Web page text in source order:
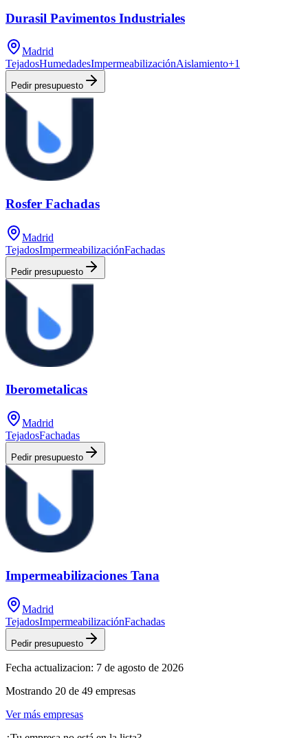
Durasil Pavimentos Industriales
Madrid
TejadosHumedadesImpermeabilizaciónAislamiento+1
Pedir presupuesto
Rosfer Fachadas
Madrid
TejadosImpermeabilizaciónFachadas
Pedir presupuesto
Iberometalicas
Madrid
TejadosFachadas
Pedir presupuesto
Impermeabilizaciones Tana
Madrid
TejadosImpermeabilizaciónFachadas
Pedir presupuesto
Fecha actualizacion: 7 de agosto de 2026
Mostrando 20 de 49 empresas
Ver más empresas